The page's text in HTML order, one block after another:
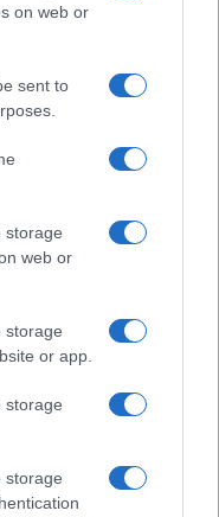
on web or
sent to
storage
web or
storage
or app.
storage
storage
presto”: la
di Rebibbia hanno
che è loro